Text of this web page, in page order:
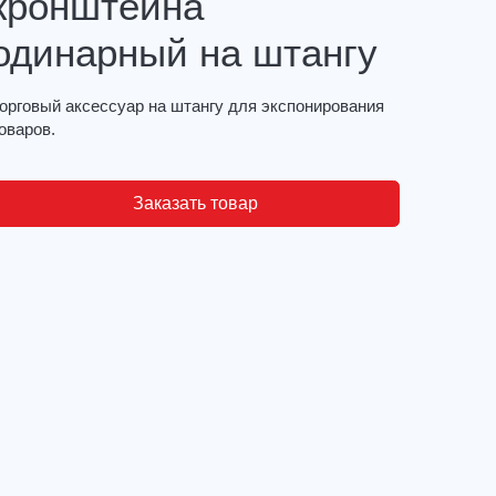
на штангу
аксессуар на штангу для экспонирования
Заказать товар